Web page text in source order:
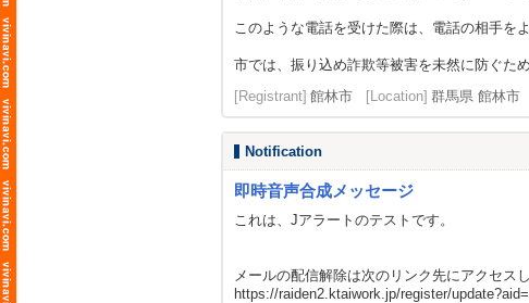
このような電話を受けた際は、電話の相手を
市では、振り込め詐欺等被害を未然に防ぐた
[Registrant] 館林市 [Location] 群馬県 館林市
Notification
即時音声合成メッセージ
これは、Jアラートのテストです。
メールの配信解除は次のリンク先にアクセス
https://raiden2.ktaiwork.jp/register/